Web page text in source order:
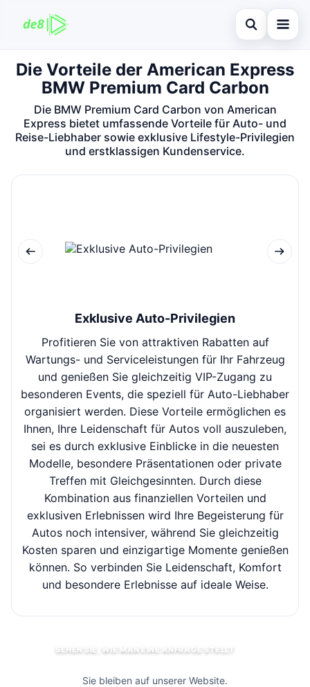
Suche öffnen
Startseite
Kreditkarte
Investitionen
Neugier
Auf der Website suchen
Suchen nach:
Enter drücken zum Suchen oder ESC zum Schließen.
Die Vorteile der American Express
BMW Premium Card Carbon
Die BMW Premium Card Carbon von American
Express bietet umfassende Vorteile für Auto- und
Reise-Liebhaber sowie exklusive Lifestyle-Privilegien
und erstklassigen Kundenservice.
Exklusive Auto-Privilegien
Profitieren Sie von attraktiven Rabatten auf
Wartungs- und Serviceleistungen für Ihr Fahrzeug
und genießen Sie gleichzeitig VIP-Zugang zu
besonderen Events, die speziell für Auto-Liebhaber
organisiert werden. Diese Vorteile ermöglichen es
Ihnen, Ihre Leidenschaft für Autos voll auszuleben,
sei es durch exklusive Einblicke in die neuesten
Modelle, besondere Präsentationen oder private
Treffen mit Gleichgesinnten. Durch diese
Kombination aus finanziellen Vorteilen und
exklusiven Erlebnissen wird Ihre Begeisterung für
Autos noch intensiver, während Sie gleichzeitig
Kosten sparen und einzigartige Momente genießen
können. So verbinden Sie Leidenschaft, Komfort
und besondere Erlebnisse auf ideale Weise.
SEHEN SIE, WIE MAN EINE ANFRAGE STELLT
Sie bleiben auf unserer Website.